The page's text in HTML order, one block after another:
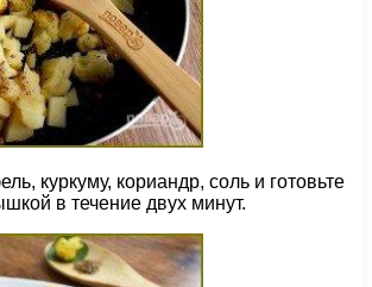
куркуму, кориандр, соль и готовьте
в течение двух минут.